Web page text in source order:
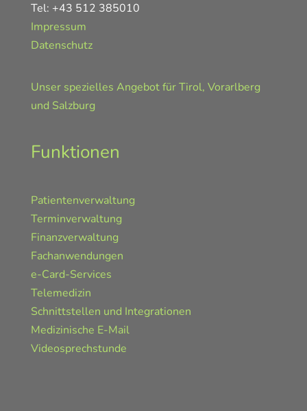
Tel: +43 512 385010
Impressum
Datenschutz
Unser spezielles Angebot für Tirol, Vorarlberg
und Salzburg
Funktionen
Patientenverwaltung
Terminverwaltung
Finanzverwaltung
Fachanwendungen
e-Card-Services
Telemedizin
Schnittstellen und Integrationen
Medizinische E-Mail
Videosprechstunde